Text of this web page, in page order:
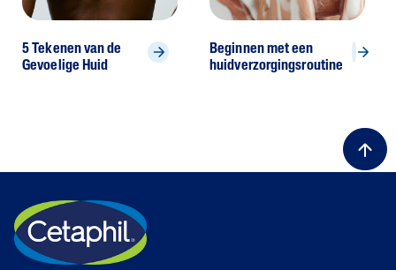
5 Tekenen van de
Gevoelige Huid
Beginnen met een
huidverzorgingsroutine